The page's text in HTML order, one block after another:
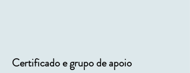
Transtorno do Espectro Autista
Certificado e grupo de apoio